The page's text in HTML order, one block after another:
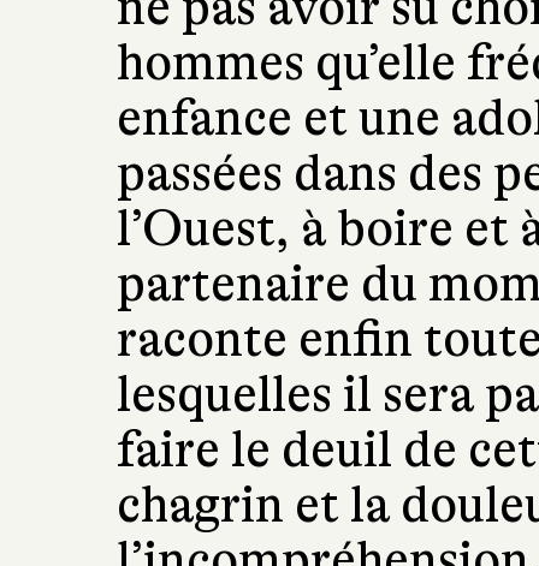
hommes qu’elle
enfance et une
passées dans des
l’Ouest, à boire et
partenaire du
raconte enfin
lesquelles il sera
faire le deuil de
chagrin et la